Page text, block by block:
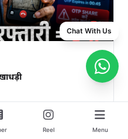
Reel Menu
Chat With Us